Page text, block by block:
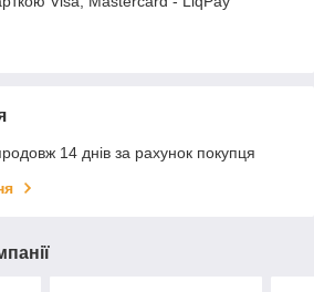
14 днів за рахунок покупця